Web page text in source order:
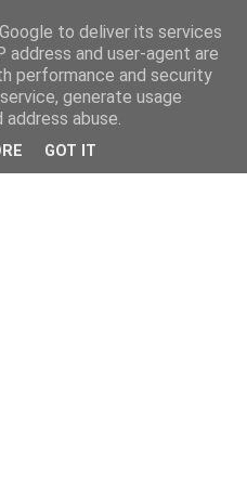
to deliver its services
address and user-agent are
performance and security
generate usage
abuse.
GOT IT